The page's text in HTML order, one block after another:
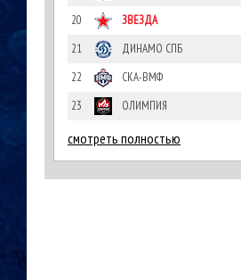
20
ЗВЕЗДА
21
ДИНАМО СПБ
22
СКА-ВМФ
23
ОЛИМПИЯ
смотреть полностью